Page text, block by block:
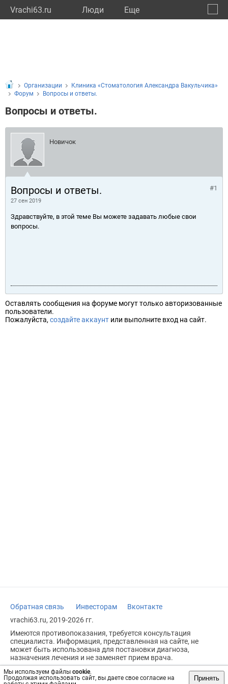
Vrachi63.ru Люди Eще
Мы используем файлы cookie.
Продолжая использовать сайт, вы даете свое согласие на
Принять
Организации
Клиника «Стоматология Александра Вакульчика»
Форум
Вопросы и ответы.
Вопросы и ответы.
Новичок
Вопросы и ответы.
27 сен 2019
#1
Здравствуйте, в этой теме Вы можете задавать любые свои
вопросы.
Оставлять сообщения на форуме могут только авторизованные
пользователи.
Пожалуйста, создайте аккаунт или выполните вход на сайт.
Обратная связь Инвесторам
Вконтакте
vrachi63.ru, 2019-2026 гг.
Имеются противопоказания, требуется консультация
специалиста. Информация, представленная на сайте, не
может быть использована для постановки диагноза,
назначения лечения и не заменяет прием врача.
Возрастное ограничение: 18+